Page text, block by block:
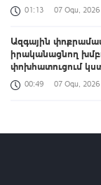
01:13 07 Օգս, 2026
Ազգային
իրականացնող
փոխհատուցում
00:49 07 Օգս, 2026
Բացահայտելով